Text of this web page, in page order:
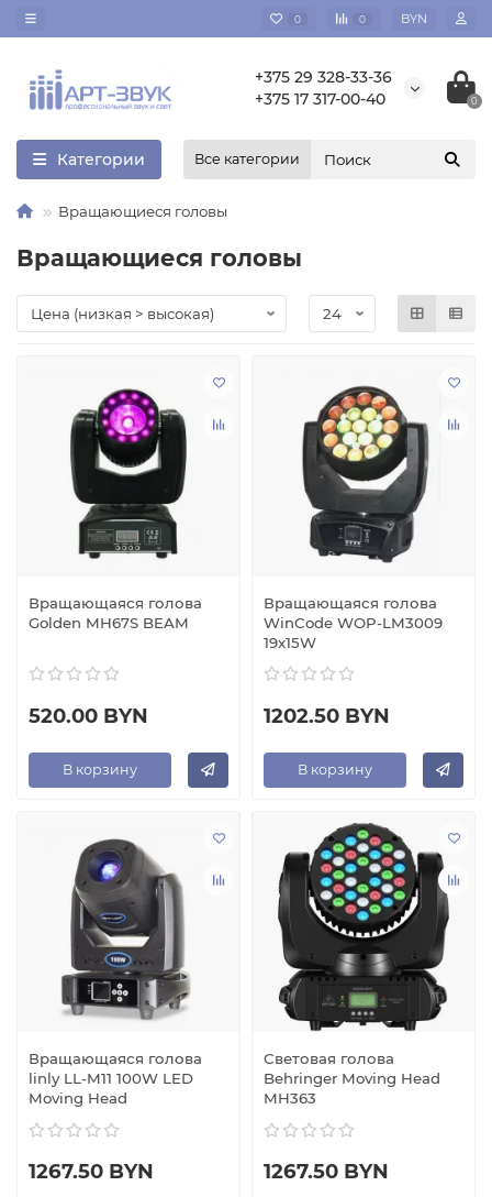
0 0 BYN
+375 29 328-33-36
+375 17 317-00-40
0
Категории Все категории
Вращающиеся головы
Вращающиеся головы
Вращающаяся голова
Golden MH67S BEAM
520.00 BYN
В корзину
Вращающаяся голова
WinCode WOP-LM3009
19x15W
1202.50 BYN
В корзину
Вращающаяся голова
linly LL-M11 100W LED
Moving Head
1267.50 BYN
Световая голова
Behringer Moving Head
MH363
1267.50 BYN